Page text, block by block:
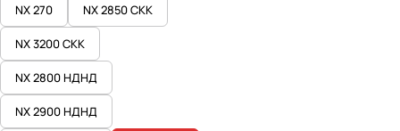
NX 270 NX 2850 СКК
NX 3200 СКК
NX 2800 НДНД
NX 2900 НДНД